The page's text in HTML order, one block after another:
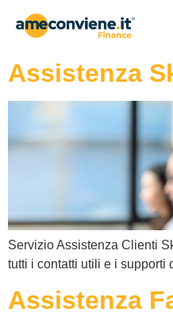
Assistenza
Servizio Assistenza Clienti
tutti i contatti utili e i supporti
Assistenza